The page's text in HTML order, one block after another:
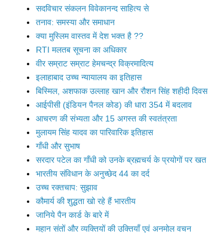
सदविचार संकलन विवेकानन्द साहित्य से
तनाव: समस्या और समाधान
क्या मुस्लिम वास्तव में देश भक्त है ??
RTI मलतब सूचना का अधिकार
वीर सम्राट सम्राट हेमचन्द्र विक्रमादित्य
इलाहाबाद उच्च न्यायालय का इतिहास
बिस्मिल, अशफाक उल्लाह खान और रौशन सिंह शहीदी दिवस
आईपीसी (इंडियन पैनल कोड) की धारा 354 में बदलाव
आचरण की संभ्यता और 15 अगस्त की स्वतंत्रता
मुलायम सिंह यादव का पारिवारिक इतिहास
गाँधी और सुभाष
सरदार पटेल का गाँधी को उनके ब्रह्मचर्य के प्रयोगों पर खत
भारतीय संविधान के अनुच्छेद 44 का दर्द
उच्च रक्तचाप: सुझाव
कौमार्य की शुद्धता खो रहे हैं भारतीय
जानिये पैन कार्ड के बारे में
महान संतों और व्यक्तियों की उक्तियाँ एवं अनमोल वचन